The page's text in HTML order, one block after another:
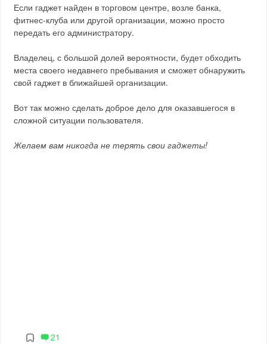
Если гаджет найден в торговом центре, возле банка,
фитнес-клуба или другой организации, можно просто
передать его администратору.
Владелец, с большой долей вероятности, будет обходить
места своего недавнего пребывания и сможет обнаружить
свой гаджет в ближайшей организации.
Вот так можно сделать доброе дело для оказавшегося в
сложной ситуации пользователя.
Желаем вам никогда не терять свои гаджеты!
21